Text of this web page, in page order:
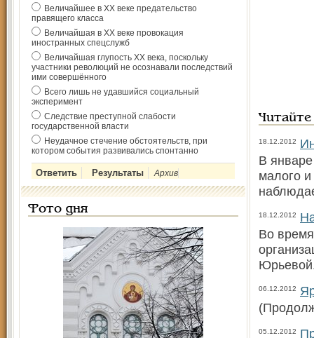
Величайшее в ХХ веке предательство
правящего класса
Величайшая в ХХ веке провокация
иностранных спецслужб
Величайшая глупость ХХ века, поскольку
участники революций не осознавали последствий
ими совершённого
Всего лишь не удавшийся социальный
эксперимент
Следствие преступной слабости
государственной власти
Неудачное стечение обстоятельств, при
котором события развивались спонтанно
Архив
Фото дня
18.12.2012
В январе
малого
18.12.2012
Во
06.12.2012
05.12.2012